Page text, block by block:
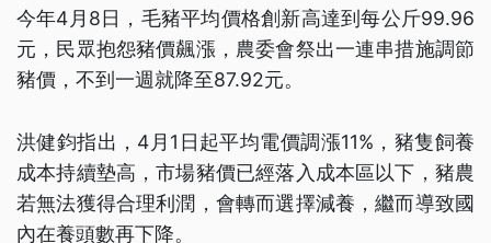
今年4月8日，毛豬平均價格創新高達到每公斤99.96
元，民眾抱怨豬價飆漲，農委會祭出一連串措施調節
豬價，不到一週就降至87.92元。
洪健鈞指出，4月1日起平均電價調漲11%，豬隻飼養
成本持續墊高，市場豬價已經落入成本區以下，豬農
若無法獲得合理利潤，會轉而選擇減養，繼而導致國
內在養頭數再下降。